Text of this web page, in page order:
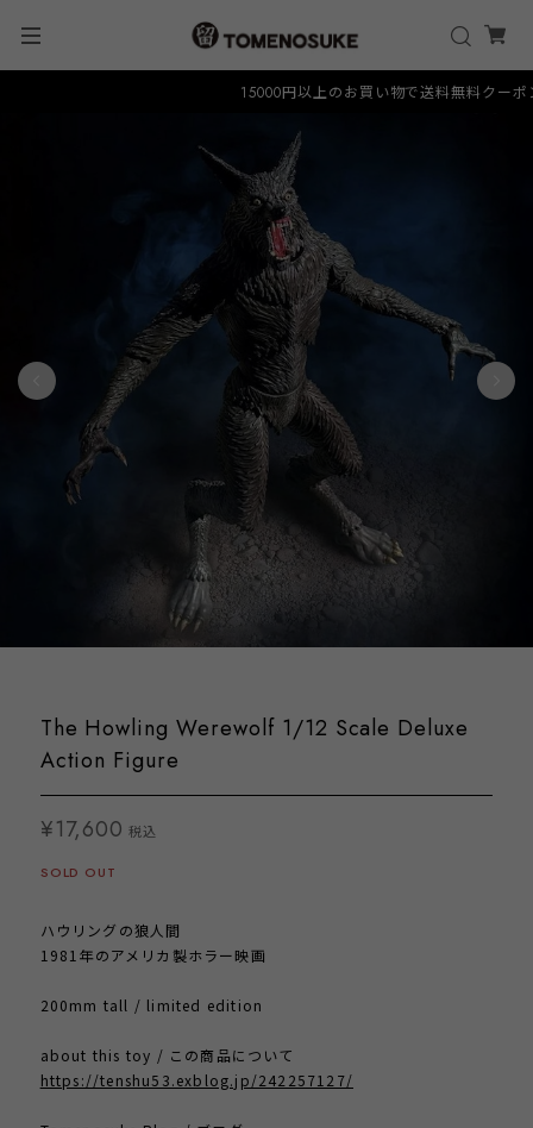
15000円以上のお買い物で送料無料クーポ
The Howling Werewolf 1/12 Scale Deluxe
Action Figure
¥17,600 税込
SOLD OUT
ハウリングの狼人間
1981年のアメリカ製ホラー映画
200mm tall / limited edition
about this toy / この商品について
https://tenshu53.exblog.jp/242257127/